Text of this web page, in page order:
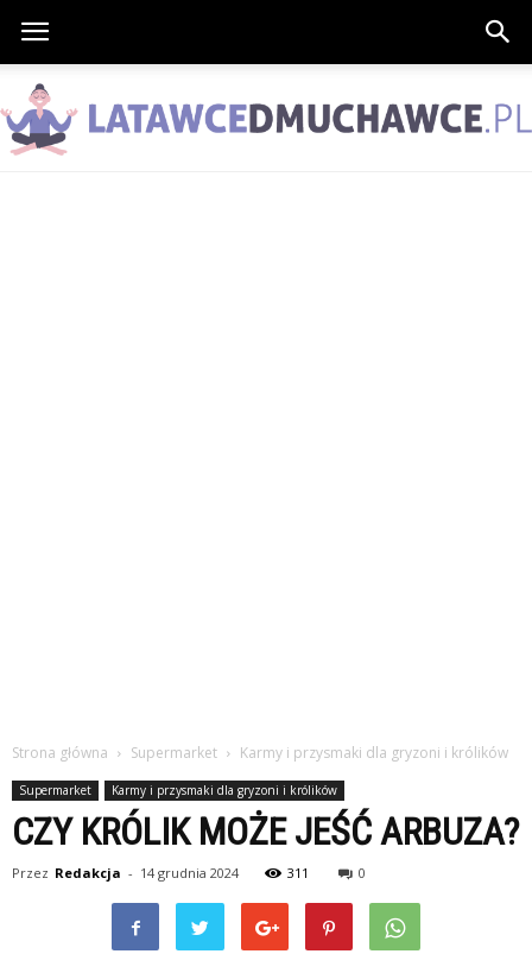
Strona główna Supermarket Karmy i przysmaki dla gryzoni i królików
Supermarket Karmy i przysmaki dla gryzoni i królików
CZY KRÓLIK MOŻE JEŚĆ ARBUZA?
Przez Redakcja - 14 grudnia 2024 311 0